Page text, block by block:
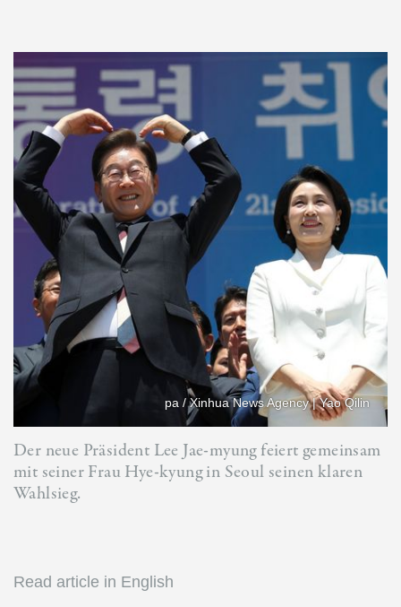
pa / Xinhua News Agency | Yao Qilin
Der neue Präsident Lee Jae-myung feiert gemeinsam
mit seiner Frau Hye-kyung in Seoul seinen klaren
Wahlsieg.
Read article in English